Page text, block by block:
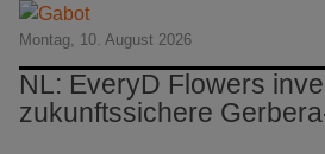
Montag, 10. August 2026
NL: EveryD Flowers
zukunftssichere